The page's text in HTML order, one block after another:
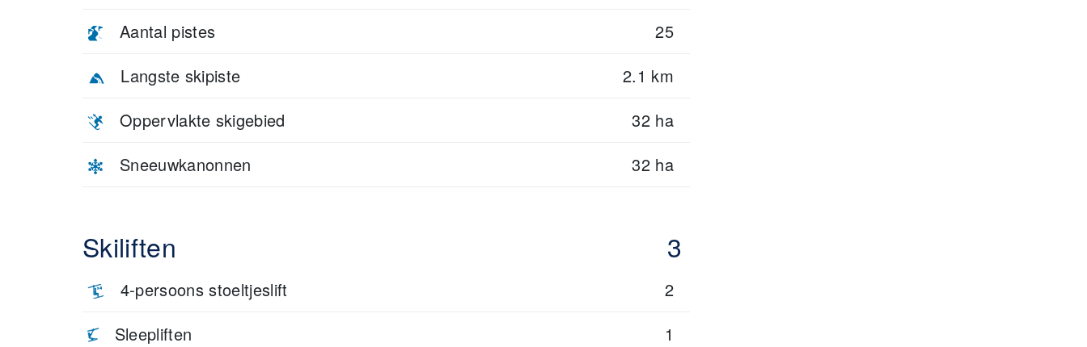
Aantal pistes
25
Langste skipiste
2.1 km
Oppervlakte skigebied
32 ha
Sneeuwkanonnen
32 ha
Skiliften 3
4-persoons stoeltjeslift
2
Sleepliften
1